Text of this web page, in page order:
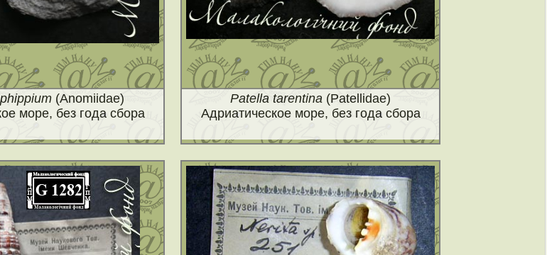
(Anomiidae)
море, без года сбора
Patella tarentina (Patellidae)
Адриатическое море, без года сбора